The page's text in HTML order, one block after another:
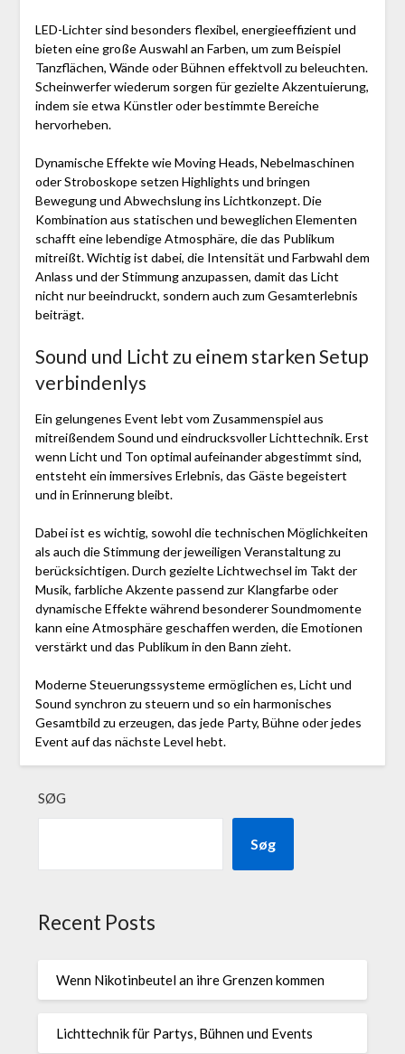
LED-Lichter sind besonders flexibel, energieeffizient und
bieten eine große Auswahl an Farben, um zum Beispiel
Tanzflächen, Wände oder Bühnen effektvoll zu beleuchten.
Scheinwerfer wiederum sorgen für gezielte Akzentuierung,
indem sie etwa Künstler oder bestimmte Bereiche
hervorheben.
Dynamische Effekte wie Moving Heads, Nebelmaschinen
oder Stroboskope setzen Highlights und bringen
Bewegung und Abwechslung ins Lichtkonzept. Die
Kombination aus statischen und beweglichen Elementen
schafft eine lebendige Atmosphäre, die das Publikum
mitreißt. Wichtig ist dabei, die Intensität und Farbwahl dem
Anlass und der Stimmung anzupassen, damit das Licht
nicht nur beeindruckt, sondern auch zum Gesamterlebnis
beiträgt.
Sound und Licht zu einem starken Setup
verbindenlys
Ein gelungenes Event lebt vom Zusammenspiel aus
mitreißendem Sound und eindrucksvoller Lichttechnik. Erst
wenn Licht und Ton optimal aufeinander abgestimmt sind,
entsteht ein immersives Erlebnis, das Gäste begeistert
und in Erinnerung bleibt.
Dabei ist es wichtig, sowohl die technischen Möglichkeiten
als auch die Stimmung der jeweiligen Veranstaltung zu
berücksichtigen. Durch gezielte Lichtwechsel im Takt der
Musik, farbliche Akzente passend zur Klangfarbe oder
dynamische Effekte während besonderer Soundmomente
kann eine Atmosphäre geschaffen werden, die Emotionen
verstärkt und das Publikum in den Bann zieht.
Moderne Steuerungssysteme ermöglichen es, Licht und
Sound synchron zu steuern und so ein harmonisches
Gesamtbild zu erzeugen, das jede Party, Bühne oder jedes
Event auf das nächste Level hebt.
SØG
Søg
Recent Posts
Wenn Nikotinbeutel an ihre Grenzen kommen
Lichttechnik für Partys, Bühnen und Events